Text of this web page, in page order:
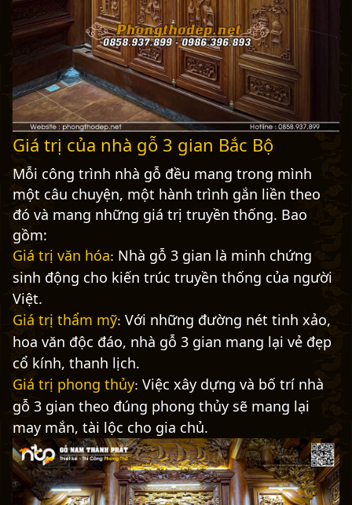
Giá trị của nhà gỗ 3 gian Bắc Bộ
Mỗi công trình nhà gỗ đều mang trong mình
một câu chuyện, một hành trình gắn liền theo
đó và mang những giá trị truyền thống. Bao
gồm:
Giá trị văn hóa: Nhà gỗ 3 gian là minh chứng
sinh động cho kiến trúc truyền thống của người
Việt.
Giá trị thẩm mỹ: Với những đường nét tinh xảo,
hoa văn độc đáo, nhà gỗ 3 gian mang lại vẻ đẹp
cổ kính, thanh lịch.
Giá trị phong thủy: Việc xây dựng và bố trí nhà
gỗ 3 gian theo đúng phong thủy sẽ mang lại
may mắn, tài lộc cho gia chủ.